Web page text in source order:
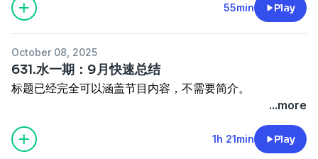
55min Play
October 08, 2025
631.水一期：9月快速总结
标题已经完全可以涵盖节目内容，不需要简介。
...more
1h 21min Play